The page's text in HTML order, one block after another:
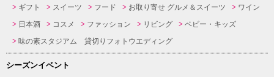
ギフト スイーツ フード お取り寄せ グルメ＆スイーツ
ワイン
日本酒
コスメ ファッション リビング
ベビー・キッズ
味の素スタジアム 貸切りフォトウエディング
シーズンイベント